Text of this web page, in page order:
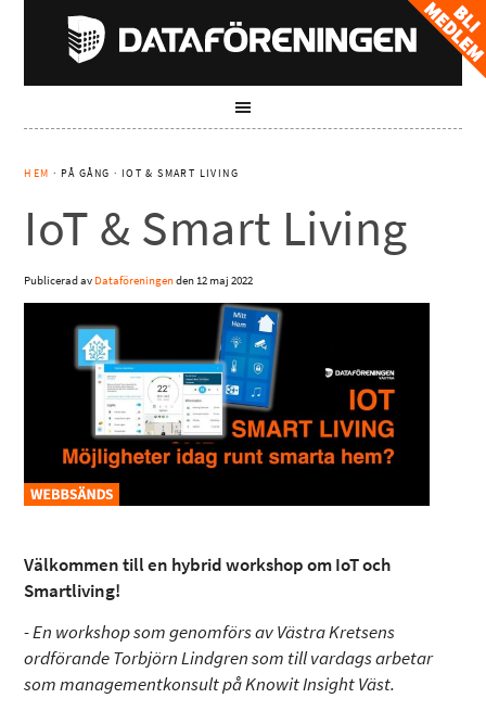
HEM · PÅ GÅNG · IOT & SMART LIVING
IoT & Smart Living
Publicerad av Dataföreningenden12 maj 2022
Välkommen till en hybrid workshop om IoT och
Smartliving!
- En workshop som genomförs av Västra Kretsens
ordförande Torbjörn Lindgren som till vardags arbetar
som managementkonsult på Knowit Insight Väst.